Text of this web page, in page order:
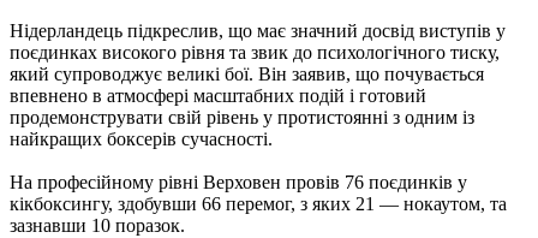
Нідерландець підкреслив, що має значний досвід виступів у
поєдинках високого рівня та звик до психологічного тиску,
який супроводжує великі бої. Він заявив, що почувається
впевнено в атмосфері масштабних подій і готовий
продемонструвати свій рівень у протистоянні з одним із
найкращих боксерів сучасності.
На професійному рівні Верховен провів 76 поєдинків у
кікбоксингу, здобувши 66 перемог, з яких 21 — нокаутом, та
зазнавши 10 поразок.